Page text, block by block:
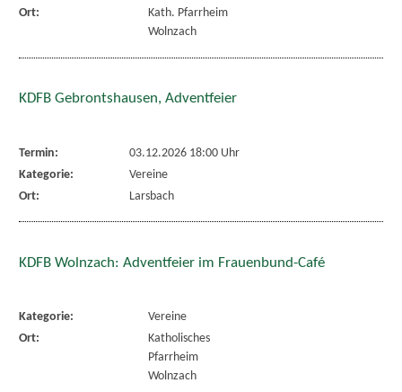
Ort:
Kath. Pfarrheim
Wolnzach
KDFB Gebrontshausen, Adventfeier
Termin:
03.12.2026 18:00 Uhr
Kategorie:
Vereine
Ort:
Larsbach
KDFB Wolnzach: Adventfeier im Frauenbund-Café
Kategorie:
Vereine
Ort:
Katholisches
Pfarrheim
Wolnzach